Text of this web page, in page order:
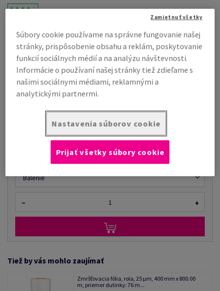
#709639
Novatech, Digital silk, polomatný, obojstranne natierané, biela,
bezdrevný ECF, 350g/m2, 320mm x 450mm, SRA3, ÚD, v balíku 125
hárkov, FSC Mix Credit
Kompletný popis
DODANIE Z EXTERNÉHO SKLADU
Balenie
− +
Tiež by vás mohlo zaujímať
Zmršťovacia fólia, rola, 25 µm, 400 mm x 800.00
m, priemer dutinky: 76 m...
Súbory cookie používame na správne fungovanie našej
stránky, prispôsobenie obsahu a reklám, poskytovanie
funkcií sociálnych médií a na analýzu návštevnosti.
Informácie o používaní našej stránky tiež zdieľame s
našimi sociálnymi médiami, reklamnými a
analytickými partnermi.
Nastavenia súborov cookie
Zamietnuť všetky
Prijať všetky súbory cookie